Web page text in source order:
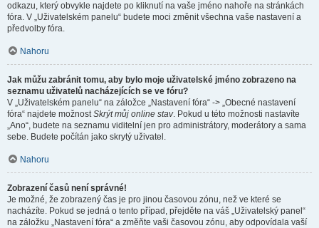
odkazu, který obvykle najdete po kliknutí na vaše jméno nahoře na stránkách
fóra. V „Uživatelském panelu“ budete moci změnit všechna vaše nastavení a
předvolby fóra.
Nahoru
Jak můžu zabránit tomu, aby bylo moje uživatelské jméno zobrazeno na
seznamu uživatelů nacházejících se ve fóru?
V „Uživatelském panelu“ na záložce „Nastavení fóra“ -> „Obecné nastavení
fóra“ najdete možnostSkrýt můj online stav. Pokud u této možnosti nastavíte
„Ano“, budete na seznamu viditelní jen pro administrátory, moderátory a sama
sebe. Budete počítán jako skrytý uživatel.
Nahoru
Zobrazení časů není správné!
Je možné, že zobrazený čas je pro jinou časovou zónu, než ve které se
nacházíte. Pokud se jedná o tento případ, přejděte na váš „Uživatelský panel“
na záložku „Nastavení fóra“ a změňte vaši časovou zónu, aby odpovídala vaší